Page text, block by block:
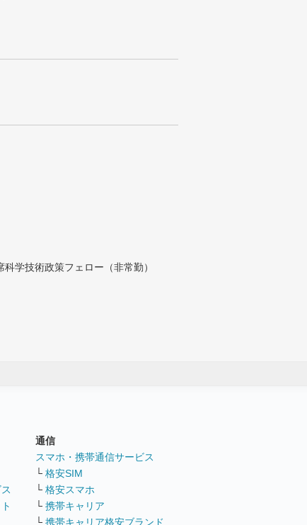
学技術政策フェロー（非常勤）
通信
スマホ・携帯通信サービス
└ 格安SIM
└ 格安スマホ
└ 携帯キャリア
└ 携帯キャリア格安ブランド